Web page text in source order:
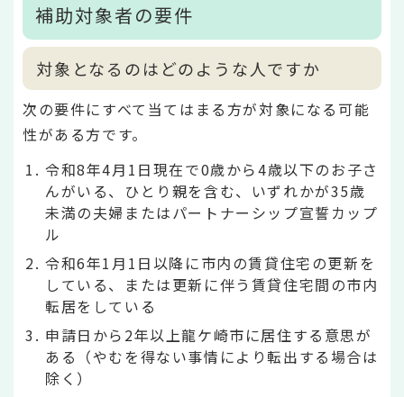
補助対象者の要件
対象となるのはどのような人ですか
次の要件にすべて当てはまる方が対象になる可能
性がある方です。
令和8年4月1日現在で0歳から4歳以下のお子さ
んがいる、ひとり親を含む、いずれかが35歳
未満の夫婦またはパートナーシップ宣誓カップ
ル
令和6年1月1日以降に市内の賃貸住宅の更新を
している、または更新に伴う賃貸住宅間の市内
転居をしている
申請日から2年以上龍ケ崎市に居住する意思が
ある（やむを得ない事情により転出する場合は
除く）